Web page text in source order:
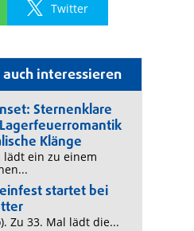
auch interessieren
Sternenklare
Klänge
lädt ein zu einem
startet bei
Zu 33. Mal lädt die...
Twitter